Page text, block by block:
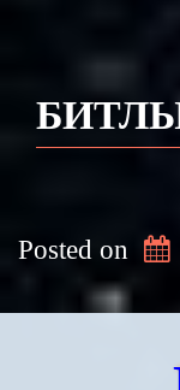
Posted on